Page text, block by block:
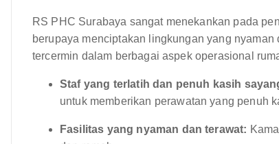
RS PHC Surabaya sangat menekankan pada
berupaya menciptakan lingkungan yang
tercermin dalam berbagai aspek operasional
Staf yang terlatih dan penuh kasih
untuk memberikan perawatan yang penuh
Fasilitas yang nyaman dan terawat: